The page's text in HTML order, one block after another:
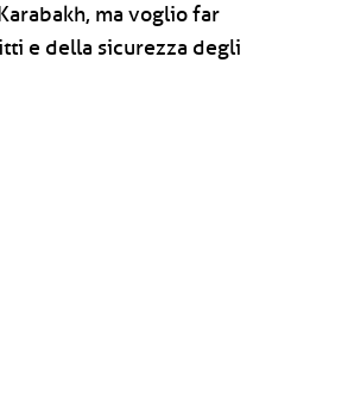
ma voglio far
e della sicurezza degli